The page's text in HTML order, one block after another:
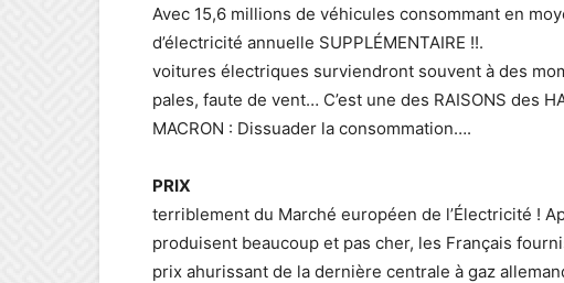
Avec 15,6 millions de véhicules consommant en
d’électricité annuelle
voitures électriques surviendront souvent à des
pales, faute de vent… C’est une des RAISONS des
MACRON : Dissuader la consommation….
terriblement du Marché européen de l’Électricité !
produisent beaucoup et pas cher, les Français
prix ahurissant de la dernière centrale à gaz